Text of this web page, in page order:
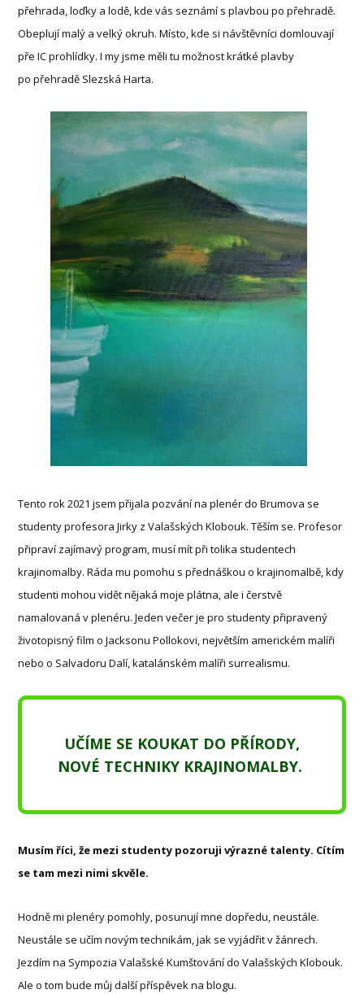
přehrada, loďky a lodě, kde vás seznámí s plavbou po přehradě.
Obeplují malý a velký okruh. Místo, kde si návštěvníci domlouvají
pře IC prohlídky. I my jsme měli tu možnost krátké plavby
po přehradě Slezská Harta.
Tento rok 2021 jsem přijala pozvání na plenér do Brumova se
studenty profesora Jirky z Valašských Klobouk. Těším se. Profesor
připraví zajímavý program, musí mít při tolika studentech
krajinomalby. Ráda mu pomohu s přednáškou o krajinomalbě, kdy
studenti mohou vidět nějaká moje plátna, ale i čerstvě
namalovaná v plenéru. Jeden večer je pro studenty připravený
životopisný film o Jacksonu Pollokovi, největším americkém malíři
nebo o Salvadoru Dalí, katalánském malíři surrealismu.
UČÍME SE KOUKAT DO PŘÍRODY,
NOVÉ TECHNIKY KRAJINOMALBY.
Musím říci, že mezi studenty pozoruji výrazné talenty. Cítím
se tam mezi nimi skvěle.
Hodně mi plenéry pomohly, posunují mne dopředu, neustále.
Neustále se učím novým technikám, jak se vyjádřit v žánrech.
Jezdím na Sympozia Valašské Kumštování do Valašských Klobouk.
Ale o tom bude můj další příspěvek na blogu.